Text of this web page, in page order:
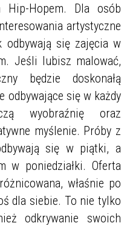
Hip-Hopem. Dla osób
artystyczne
odbywają się zajęcia w
Jeśli lubisz malować,
będzie doskonałą
odbywające się w każdy
wyobraźnię oraz
myślenie. Próby z
się w piątki, a
w poniedziałki. Oferta
właśnie po
dla siebie. To nie tylko
odkrywanie swoich